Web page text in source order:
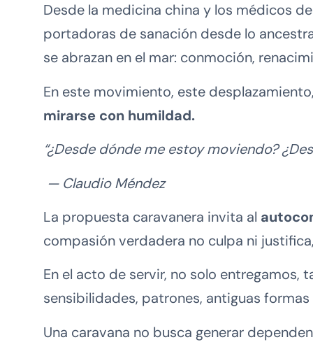
Desde la medicina china y los médicos
portadoras de sanación desde lo
se abrazan en el mar: conmoción,
En este movimiento, este
mirarse con humildad.
“¿Desde dónde me estoy moviendo?
— Claudio Méndez
La propuesta caravanera invita al
compasión verdadera no culpa ni
En el acto de servir, no solo
sensibilidades, patrones, antiguas
Una caravana no busca generar